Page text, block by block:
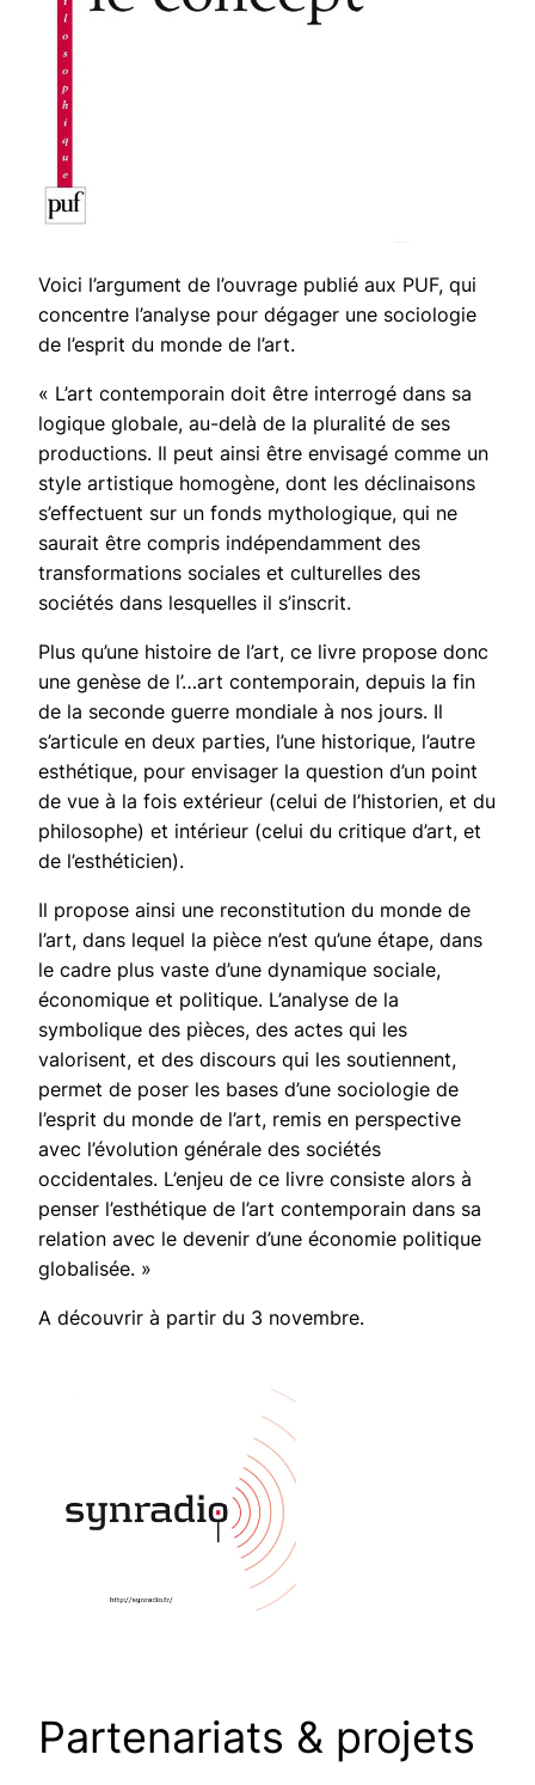
Voici l’argument de l’ouvrage publié aux PUF, qui
concentre l’analyse pour dégager une sociologie
de l’esprit du monde de l’art.
« L’art contemporain doit être interrogé dans sa
logique globale, au-delà de la pluralité de ses
productions. Il peut ainsi être envisagé comme un
style artistique homogène, dont les déclinaisons
s’effectuent sur un fonds mythologique, qui ne
saurait être compris indépendamment des
transformations sociales et culturelles des
sociétés dans lesquelles il s’inscrit.
Plus qu’une histoire de l’art, ce livre propose donc
une genèse de l’…art contemporain, depuis la fin
de la seconde guerre mondiale à nos jours. Il
s’articule en deux parties, l’une historique, l’autre
esthétique, pour envisager la question d’un point
de vue à la fois extérieur (celui de l’historien, et du
philosophe) et intérieur (celui du critique d’art, et
de l’esthéticien).
Il propose ainsi une reconstitution du monde de
l’art, dans lequel la pièce n’est qu’une étape, dans
le cadre plus vaste d’une dynamique sociale,
économique et politique. L’analyse de la
symbolique des pièces, des actes qui les
valorisent, et des discours qui les soutiennent,
permet de poser les bases d’une sociologie de
l’esprit du monde de l’art, remis en perspective
avec l’évolution générale des sociétés
occidentales. L’enjeu de ce livre consiste alors à
penser l’esthétique de l’art contemporain dans sa
relation avec le devenir d’une économie politique
globalisée. »
A découvrir à partir du 3 novembre.
Partenariats & projets